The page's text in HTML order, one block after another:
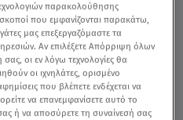
ΖΩΔΙΑ ΑΣΗ ΜΠΗΛΙΟΥ
παρακολούθησης
που εμφανίζονται παρακάτω,
μας επεξεργαζόμαστε τα
Αν επιλέξετε Απόρριψη όλων
οι εν λόγω τεχνολογίες θα
οι ιχνηλάτες, ορισμένο
που βλέπετε ενδέχεται να
να επανεμφανίσετε αυτό το
ή να αποσύρετε τη συναίνεσή σας